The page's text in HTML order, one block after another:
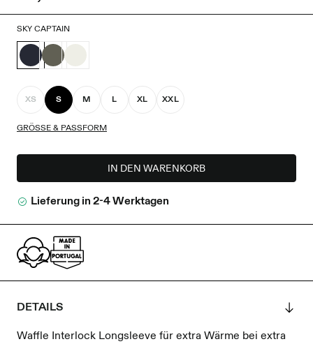
SKY CAPTAIN
XS S M L XL XXL
GRÖSSE & PASSFORM
IN DEN WARENKORB
Lieferung in 2-4 Werktagen
DETAILS
Waffle Interlock Longsleeve für extra Wärme bei extra